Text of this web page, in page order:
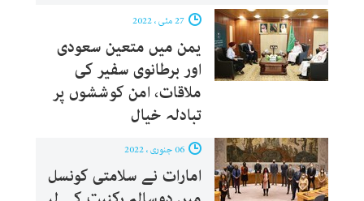
یمن میں متعین سعودی
اور برطانوی سفیر کی
ملاقات، امن کوششوں پر
تبادلہ خیال
امارات نے سلامتی کونسل